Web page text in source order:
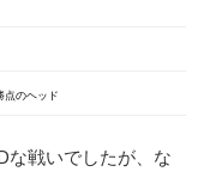
点のヘッド
な戦いでしたが、な